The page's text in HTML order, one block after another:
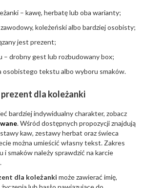
– kawę, herbatę lub oba warianty;
koleżeński albo bardziej osobisty;
jest prezent;
– drobny gest lub rozbudowany box;
osobistego tekstu albo wyboru smaków.
dla koleżanki
bardziej indywidualny charakter, zobacz
. Wśród dostępnych propozycji znajdują
kaw, zestawy herbat oraz świeca
można umieścić własny tekst. Zakres
smaków należy sprawdzić na karcie
dla koleżanki może zawierać imię,